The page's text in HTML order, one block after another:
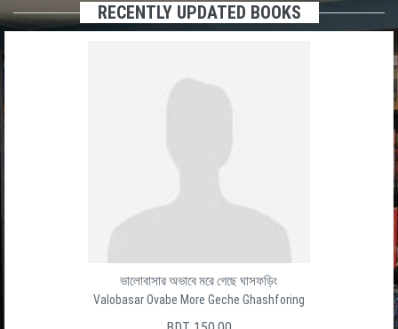
RECENTLY UPDATED BOOKS
ভালোবাসার অভাবে মরে গেছে ঘাসফড়িং
Valobasar Ovabe More Geche Ghashforing